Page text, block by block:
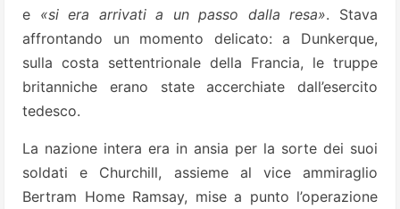
e «si era arrivati a un passo dalla resa». Stava
affrontando un momento delicato: a Dunkerque,
sulla costa settentrionale della Francia, le truppe
britanniche erano state accerchiate dall’esercito
tedesco.
La nazione intera era in ansia per la sorte dei suoi
soldati e Churchill, assieme al vice ammiraglio
Bertram Home Ramsay, mise a punto l’operazione